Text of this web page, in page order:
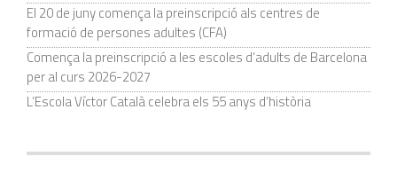
El 20 de juny comença la preinscripció als centres de
formació de persones adultes (CFA)
Comença la preinscripció a les escoles d’adults de Barcelona
per al curs 2026-2027
L’Escola Víctor Català celebra els 55 anys d’història